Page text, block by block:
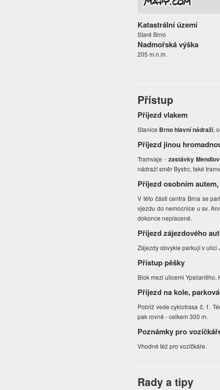
Katastrální území
Staré Brno
Nadmořská výška
205 m.n.m.
Přístup
Příjezd vlakem
Stanice Brno hlavní nádraží,
Příjezd jinou
Tramvaje - zastávky
nádraží směr Bystrc, také
Příjezd osobním
V této části centra Brna se
vjezdu do nemocnice u sv.
dokonce neplacené.
Příjezd zájezdového
Zájezdy obvykle parkují v ulici
Přístup pěšky
Blok mezi ulicemi
Příjezd na kole,
Poblíž vede cyklotrasa č. 1.
pak rovně - celkem 300 m.
Poznámky pro
Vhodné též pro vozíčkáře.
Rady a tipy